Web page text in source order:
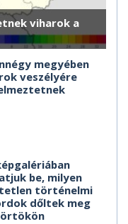
viharok a
megyében
veszélyére
be, milyen
történelmi
dőltek meg